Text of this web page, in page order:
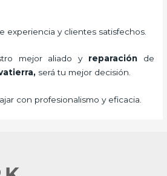
experiencia y clientes satisfechos.
mejor aliado y reparación de
será tu mejor decisión.
con profesionalismo y eficacia.